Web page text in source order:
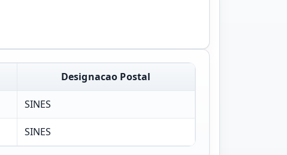
Designacao Postal
SINES
SINES